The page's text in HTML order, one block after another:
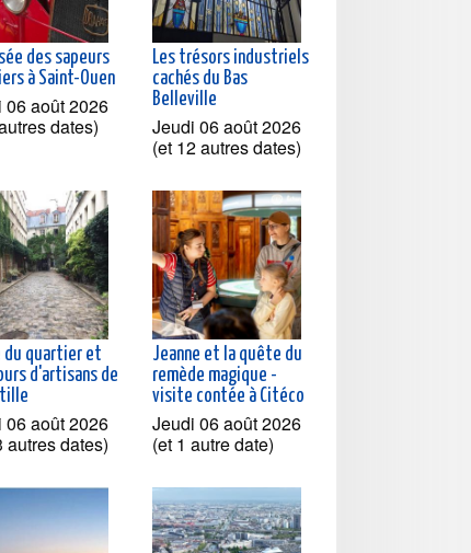
des sapeurs
à Saint-Ouen
06 août 2026
dates)
Les trésors industriels
cachés du Bas
Belleville
Jeudi 06 août 2026
(et 12 autres dates)
du quartier et
d'artisans de
06 août 2026
autres dates)
Jeanne et la quête du
remède magique -
visite contée à Citéco
Jeudi 06 août 2026
(et 1 autre date)